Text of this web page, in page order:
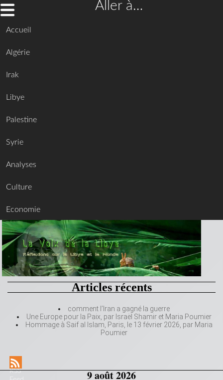
Aller à…
Accueil
Algérie
Irak
Libye
Palestine
Syrie
Analyses
Culture
Economie
Articles récents
comment l’Iran a gagné la guerre
Une Europe pour la Paix, par Israël Shamir et Maria Poumier
Hommage à Saif al Islam, Paris, le 13 février 2026, par Maria
Poumier
RSS
9 août 2026